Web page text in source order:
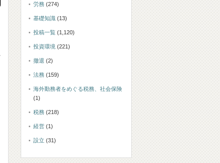
労務 (274)
基礎知識 (13)
投稿一覧 (1,120)
投資環境 (221)
撤退 (2)
法務 (159)
海外勤務者をめぐる税務、社会保険
(1)
税務 (218)
経営 (1)
設立 (31)